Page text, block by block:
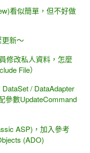
的分頁程式
）
類別
TXT文字檔
，以清單控制項為例
式碼（Code